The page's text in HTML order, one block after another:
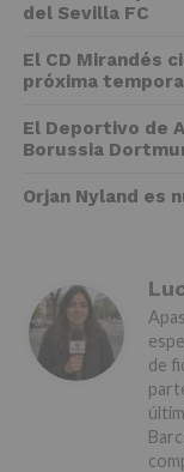
del Sevilla FC
El CD Mirandés
próxima
El Deportivo de
Borussia
Orjan Nyland es
de